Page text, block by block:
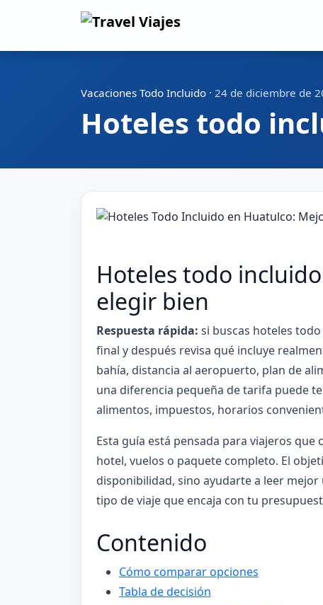
Vacaciones Todo Incluido · 24 de diciembre de
Hoteles todo
Hoteles todo
elegir bien
Respuesta rápida: si buscas hoteles
final y después revisa qué incluye
bahía, distancia al aeropuerto, plan de
una diferencia pequeña de tarifa puede
alimentos, impuestos, horarios
Esta guía está pensada para viajeros que
hotel, vuelos o paquete completo. El
disponibilidad, sino ayudarte a leer
tipo de viaje que encaja con tu
Contenido
Cómo comparar opciones
Tabla de decisión